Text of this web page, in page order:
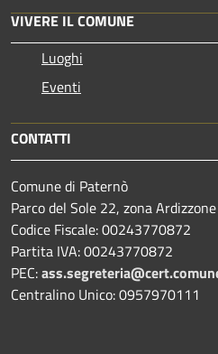
VIVERE IL COMUNE
Luoghi
Eventi
CONTATTI
Comune di Paternò
Parco del Sole 22, zona
Codice Fiscale: 00243770872
Partita IVA: 00243770872
PEC:
Centralino Unico: 0957970111